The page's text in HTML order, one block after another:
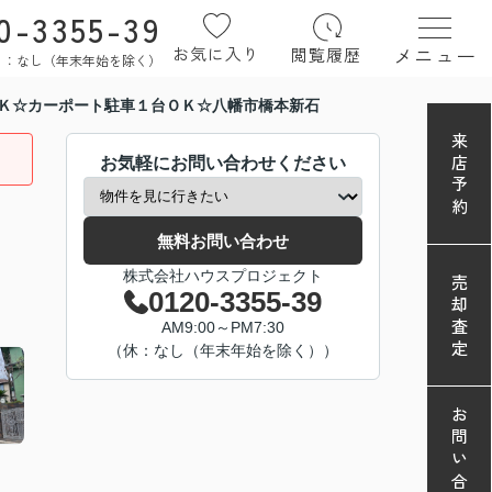
3355-39
なし（年末年始を除く） お気に入り 閲覧履歴 メニュー
☆カーポート駐車１台ＯＫ☆八幡市橋本新石
お気軽にお問い合わせください
無料お問い合わせ
株式会社ハウスプロジェクト
0120-3355-39
AM9:00～PM7:30
（休：なし（年末年始を除く））
来店予約
売却査定